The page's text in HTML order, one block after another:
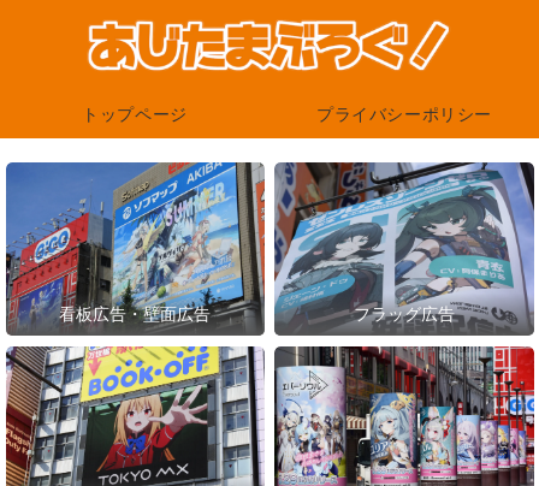
トップページ プライバシーポリシー
看板広告・壁面広告 フラッグ広告